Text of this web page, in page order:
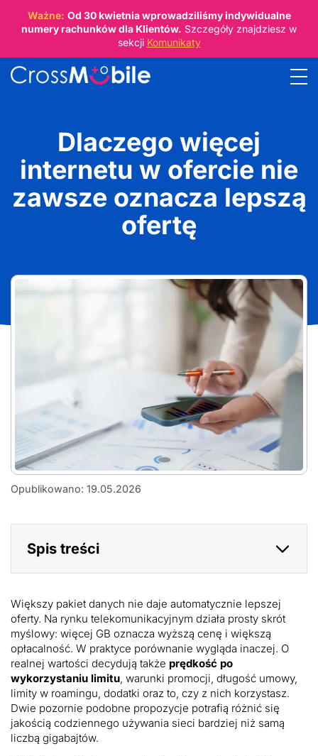
Ważne: Od 30 kwietniawprowadziliśmy indywidualne
numery rachunków dla Klientów. Szczegóły znajdziesz w
sekcji Komunikaty
Dlaczego więcej
internetu w ofercie nie
zawsze oznacza lepszą
ofertę
Opublikowano: 19.05.2026
Spis treści
Większy pakiet danych nie daje automatycznie lepszej
oferty. Na rynku telekomunikacyjnym działa prosty skrót
myślowy: więcej GB oznacza wyższą cenę i większą
opłacalność. W praktyce porównanie wygląda inaczej. O
realnej wartości decydują także prędkość po
wykorzystaniu limitu, warunki promocji, długość umowy,
limity w roamingu, dodatki oraz to, czy z nich korzystasz.
Dwie pozornie podobne propozycje potrafią różnić się
jakością codziennego używania sieci bardziej niż samą
liczbą gigabajtów.